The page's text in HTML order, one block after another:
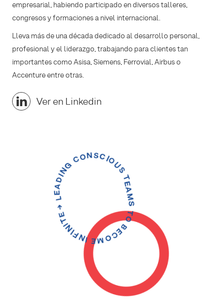
empresarial, habiendo participado en diversos talleres,
congresos y formaciones a nivel internacional.
Lleva más de una década dedicado al desarrollo personal,
profesional y el liderazgo, trabajando para clientes tan
importantes como Asisa, Siemens, Ferrovial, Airbus o
Accenture entre otras.
Ver en Linkedin